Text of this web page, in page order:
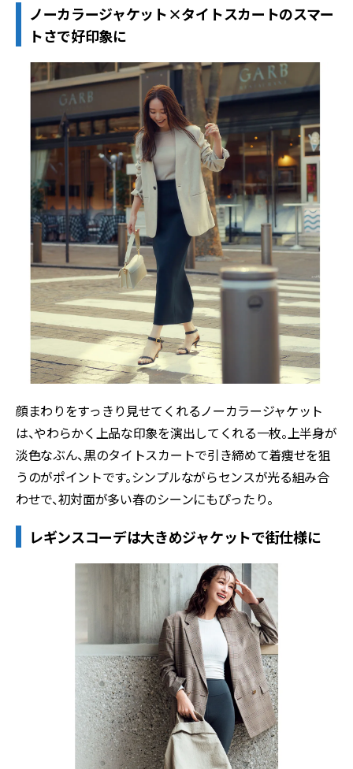
ノーカラージャケット×タイトスカートのスマー
トさで好印象に
顔まわりをすっきり見せてくれるノーカラージャケット
は、やわらかく上品な印象を演出してくれる一枚。上半身が
淡色なぶん、黒のタイトスカートで引き締めて着痩せを狙
うのがポイントです。シンプルながらセンスが光る組み合
わせで、初対面が多い春のシーンにもぴったり。
レギンスコーデは大きめジャケットで街仕様に